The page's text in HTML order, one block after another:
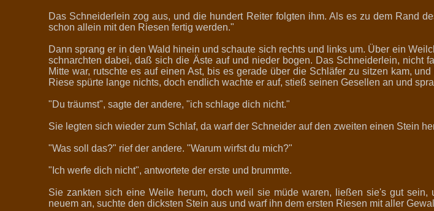
Das Schneiderlein zog aus, und die hundert Reiter folgten ihm. Als es zu dem Rand
schon allein mit den Riesen fertig werden."
Dann sprang er in den Wald hinein und schaute sich rechts und links um. Über ein
schnarchten dabei, daß sich die Äste auf und nieder bogen. Das Schneiderlein, nicht
Mitte war, rutschte es auf einen Ast, bis es gerade über die Schläfer zu sitzen kam,
Riese spürte lange nichts, doch endlich wachte er auf, stieß seinen Gesellen an und
"Du träumst", sagte der andere, "ich schlage dich nicht."
Sie legten sich wieder zum Schlaf, da warf der Schneider auf den zweiten einen Stein
"Was soll das?" rief der andere. "Warum wirfst du mich?"
"Ich werfe dich nicht", antwortete der erste und brummte.
Sie zankten sich eine Weile herum, doch weil sie müde waren, ließen sie's gut
neuem an, suchte den dicksten Stein aus und warf ihn dem ersten Riesen mit aller